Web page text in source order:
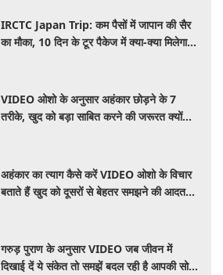
IRCTC Japan Trip: कम पैसों में जापान की सैर
का मौका, 10 दिन के टूर पैकेज में क्या-क्या मिलेगा?
VIDEO ओशो के अनुसार अहंकार छोड़ने के 7
तरीके, खुद को बड़ा साबित करने की जरूरत क्यों
अहंकार का त्याग कैसे करें VIDEO ओशो के विचार
बताते हैं खुद को दूसरों से बेहतर समझने की आदत
गरुड़ पुराण के अनुसार VIDEO जब जीवन में
दिखाई दें ये संकेत तो समझें बदल रही है आपकी सोच